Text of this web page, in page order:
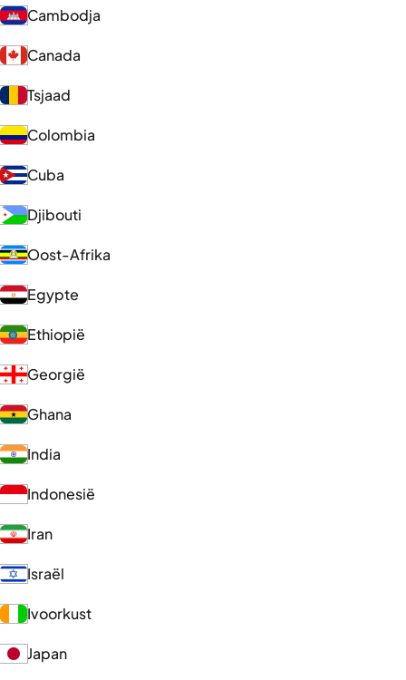
Cambodja
Canada
Tsjaad
Colombia
Cuba
Djibouti
Oost-Afrika
Egypte
Ethiopië
Georgië
Ghana
India
Indonesië
Iran
Israël
Ivoorkust
Japan